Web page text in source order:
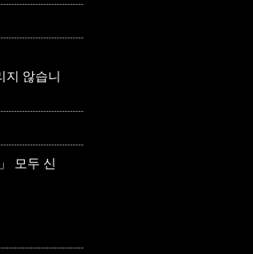
않습니
모두 신